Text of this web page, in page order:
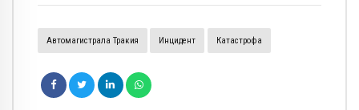
Автомагистрала Тракия Инцидент Катастрофа